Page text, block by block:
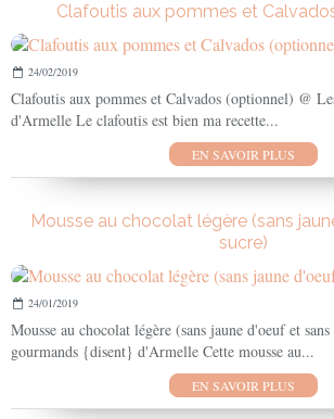
Clafoutis aux pommes et
24/02/2019
Clafoutis aux pommes et Calvados (optionnel) @
d'Armelle Le clafoutis est bien ma recette...
EN SAVOIR PLUS
Mousse au chocolat légère (sans
sucre)
24/01/2019
Mousse au chocolat légère (sans jaune d'oeuf et
gourmands {disent} d'Armelle Cette mousse au...
EN SAVOIR PLUS